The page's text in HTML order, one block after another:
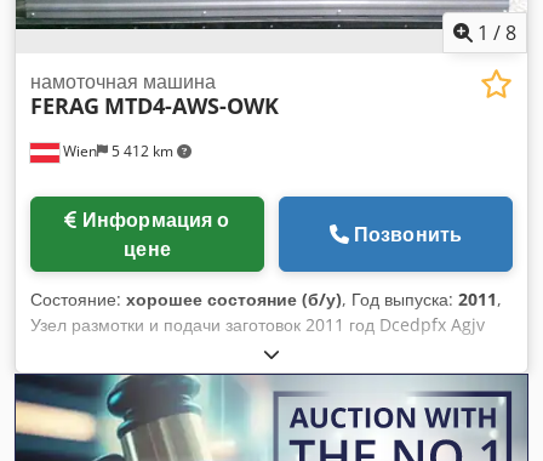
1 /8
Wien 5 412 km
намоточная машина
FERAG MTD4-AWS-OWK
цене
Позвонить
Состояние: хорошее состояние (б/у), Год выпуска: 2011,
Узел размотки и подачи заготовок 2011 год Dcedpfx Agjv